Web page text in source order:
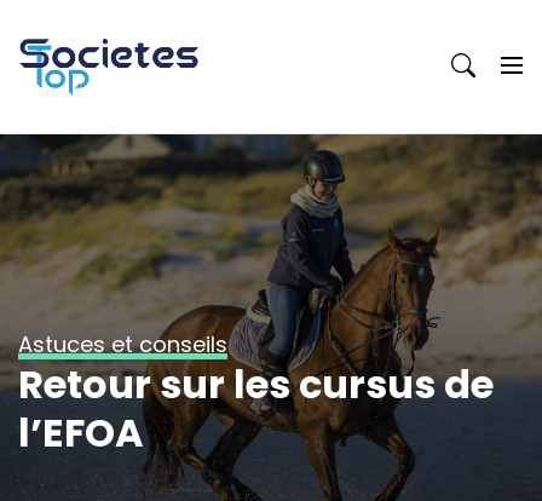
content
Astuces et conseils
Retour sur les cursus de
l’EFOA